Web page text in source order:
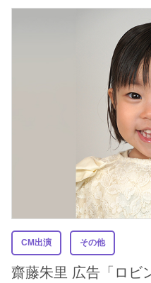
CM出演 その他
齋藤朱里 広告「ロビ